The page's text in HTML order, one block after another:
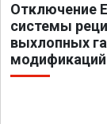
Отключение
системы
выхлопных
модификаций